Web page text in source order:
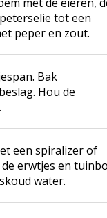
tot een
peper en zout.
Bak
Hou de
een spiralizer of
erwtjes en
water.